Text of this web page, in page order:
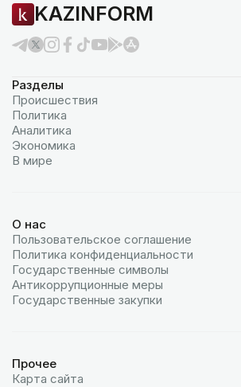
KAZINFORM
Разделы
Происшествия
Политика
Аналитика
Экономика
В мире
О нас
Пользовательское соглашение
Политика конфиденциальности
Государственные символы
Антикоррупционные меры
Государственные закупки
Прочее
Карта сайта